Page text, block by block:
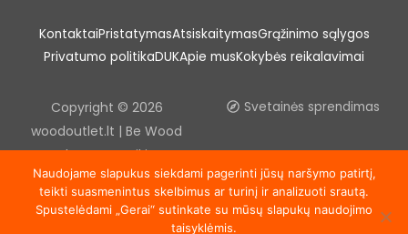
KontaktaiPristatymasAtsiskaitymasGrąžinimo sąlygos
Privatumo politikaDUKApie musKokybės reikalavimai
Copyright © 2026
woodoutlet.lt | Be Wood
outlet, UAB sutikimo
draudžiama kopijuoti ir platinti
svetainėje esančią
Svetainės sprendimas
Naudojame slapukus siekdami pagerinti jūsų naršymo patirtį,
teikti suasmenintus skelbimus ar turinį ir analizuoti srautą.
Spustelėdami „Gerai“ sutinkate su mūsų slapukų naudojimo
taisyklėmis.